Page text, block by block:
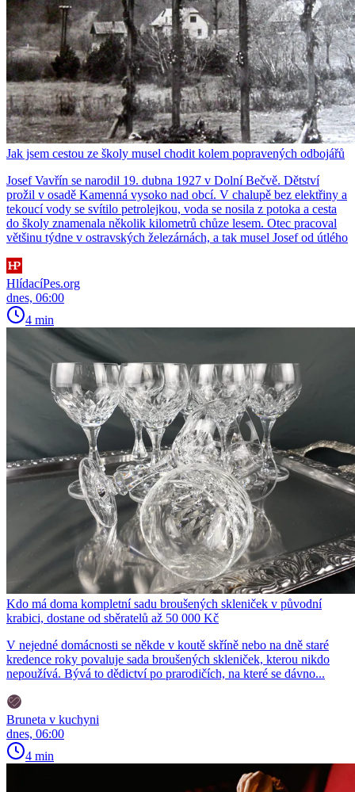
Jak jsem cestou ze školy musel chodit kolem popravených odbojářů
Josef Vavřín se narodil 19. dubna 1927 v Dolní Bečvě. Dětství
prožil v osadě Kamenná vysoko nad obcí. V chalupě bez elektřiny a
tekoucí vody se svítilo petrolejkou, voda se nosila z potoka a cesta
do školy znamenala několik kilometrů chůze lesem. Otec pracoval
většinu týdne v ostravských železárnách, a tak musel Josef od útlého
HlídacíPes.org
dnes, 06:00
4 min
Kdo má doma kompletní sadu broušených skleniček v původní
krabici, dostane od sběratelů až 50 000 Kč
V nejedné domácnosti se někde v koutě skříně nebo na dně staré
kredence roky povaluje sada broušených skleniček, kterou nikdo
nepoužívá. Bývá to dědictví po prarodičích, na které se dávno...
Bruneta v kuchyni
dnes, 06:00
4 min